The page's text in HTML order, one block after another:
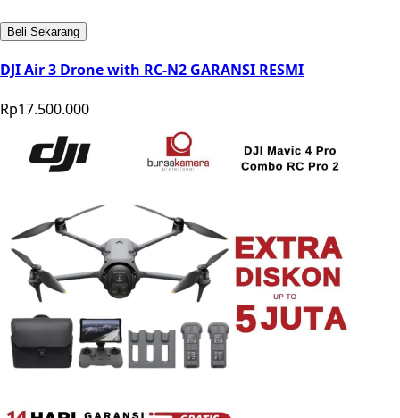
Beli Sekarang
DJI Air 3 Drone with RC-N2 GARANSI RESMI
Rp17.500.000